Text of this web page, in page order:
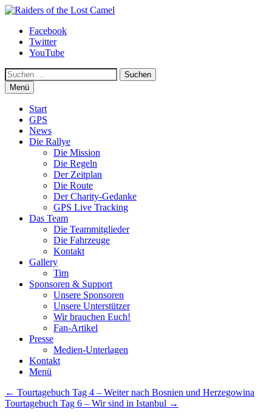
Zum
springen
Raiders of the Lost Camel
Facebook
Twitter
YouTube
Suchen
Menü
Start
GPS
News
Die Rallye
Die Mission
Die Regeln
Der Zeitplan
Die Route
Der Charity-Gedanke
GPS Live Tracking
Das Team
Die Teammitglieder
Die Fahrzeuge
Kontakt
Gallery
Tim
Sponsoren & Support
Unsere Sponsoren
Unsere Unterstützer
Wir brauchen Euch!
Fan-Artikel
Presse
Medien-Unterlagen
Kontakt
Menü
Beitragsnavigation
← Tourtagebuch Tag 4 – Weiter nach Bosnien und Herzegowina
Tourtagebuch Tag 6 – Wir sind in Istanbul →